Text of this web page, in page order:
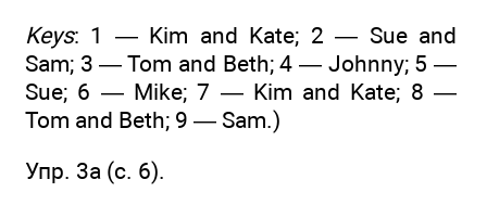
Keys: 1 — Kim and Kate; 2 — Sue and
Sam; 3 — Tom and Beth; 4 — Johnny; 5 —
Sue; 6 — Mike; 7 — Kim and Kate; 8 —
Tom and Beth; 9 — Sam.)
Упр. 3а (с. 6).